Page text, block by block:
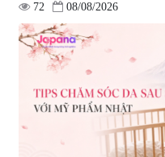
72
08/08/2026